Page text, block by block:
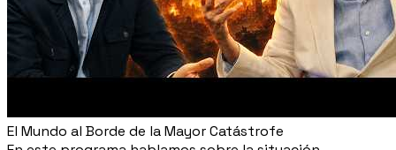
El Mundo al Borde de la Mayor Catástrofe